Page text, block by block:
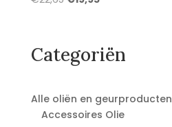
€19,95.
Categoriën
Alle oliën en geurproducten
Accessoires Olie